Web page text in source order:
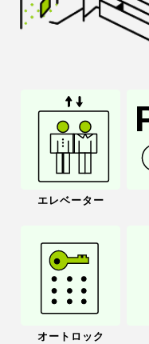
エレベーター
オートロック